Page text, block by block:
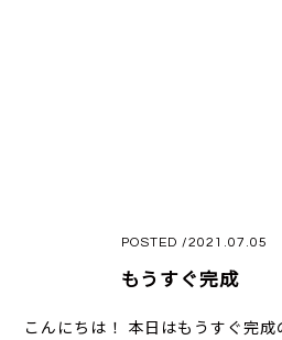
POSTED /2021.07.05
もうすぐ完成
こんにちは！ 本日はもうすぐ完